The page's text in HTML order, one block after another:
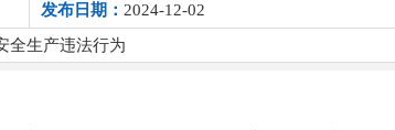
发布日期： 2024-12-02
全生产违法行为